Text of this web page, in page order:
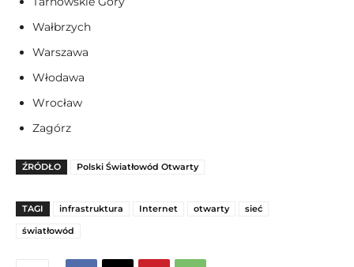
Wałbrzych
Warszawa
Włodawa
Wrocław
Zagórz
ŹRÓDŁO Polski Światłowód Otwarty
TAGI infrastruktura Internet otwarty
sieć
światłowód